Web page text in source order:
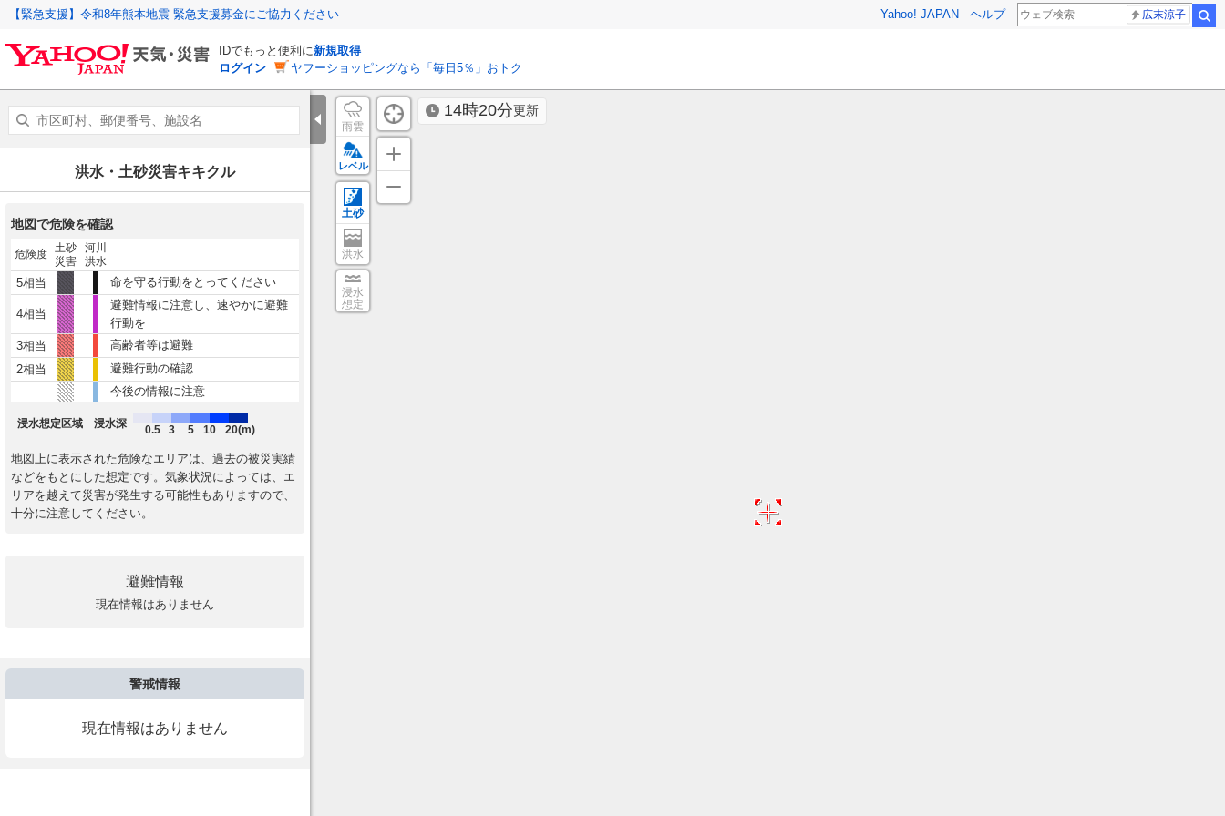
【緊急支援】令和8年熊本地震 緊急支援募金にご協力ください Yahoo! JAPAN ヘルプ 広末涼子
IDでもっと便利に新規取得
ログイン
ヤフーショッピングなら「毎日5％」おトク
14時20分更新
雨雲
レベル
土砂
洪水
浸水
想定
洪水・土砂災害キキクル
地図で危険を確認
危険度 土砂
災害
河川
洪水
5相当 命を守る行動をとってください
4相当
避難情報に注意し、速やかに避難
行動を
3相当
高齢者等は避難
2相当
避難行動の確認
今後の情報に注意
浸水想定区域 浸水深
0.5 3 5 10 20(m)
地図上に表示された危険なエリアは、過去の被災実績
などをもとにした想定です。気象状況によっては、エ
リアを越えて災害が発生する可能性もありますので、
十分に注意してください。
避難情報
現在情報はありません
警戒情報
現在情報はありません